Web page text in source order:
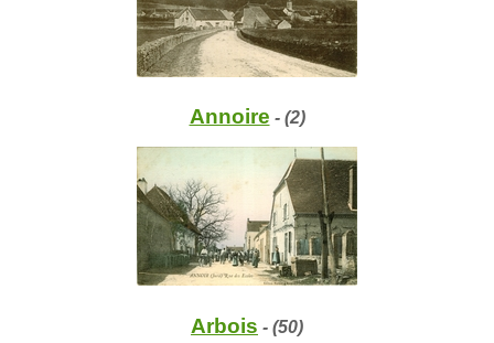
Annoire - (2)
Arbois - (50)